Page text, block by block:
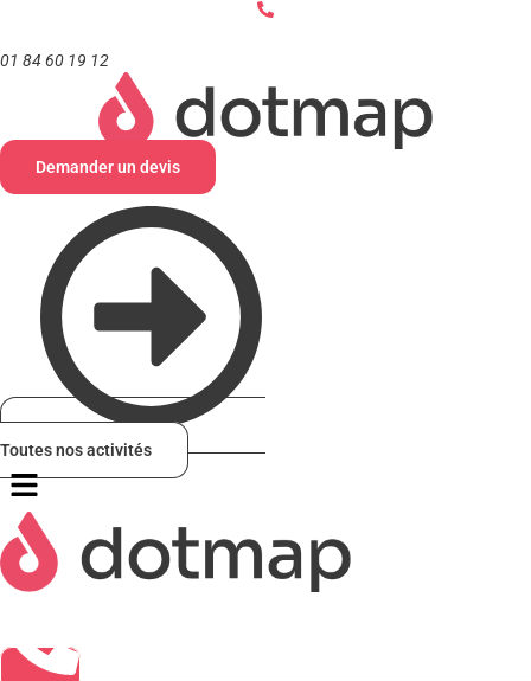
contenu
01 84 60 19 12
Demander un devis
Toutes nos activités